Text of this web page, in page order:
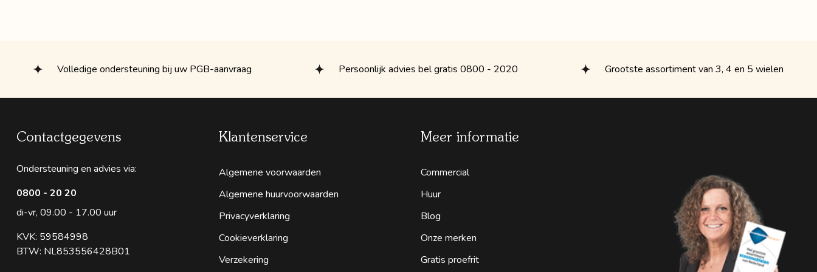
Volledige ondersteuning bij uw PGB-aanvraag Persoonlijk advies bel gratis 0800 - 2020 Grootste assortiment van 3, 4 en 5 wielen
Contactgegevens
Ondersteuning en advies via:
0800 - 20 20
di-vr, 09.00 - 17.00 uur
KVK: 59584998
BTW: NL853556428B01
Klantenservice
Algemene voorwaarden
Algemene huurvoorwaarden
Privacyverklaring
Cookieverklaring
Verzekering
Meer informatie
Commercial
Huur
Blog
Onze merken
Gratis proefrit